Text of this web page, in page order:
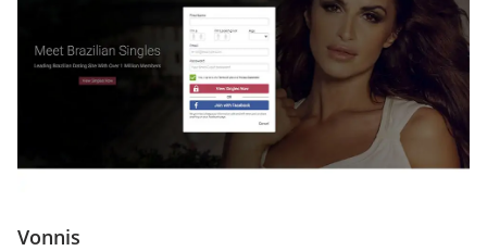
Vonnis